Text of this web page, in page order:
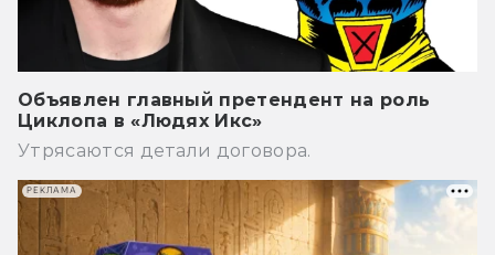
Объявлен главный претендент на роль
Циклопа в «Людях Икс»
Утрясаются детали договора.
РЕКЛАМА